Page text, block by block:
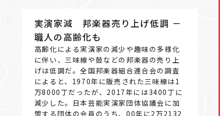
実演家減 邦楽器売り上げ低調 －
職人の高齢化も
高齢化による実演家の減少や趣味の多様化
に伴い、三味線や鼓などの邦楽器の売り上
げは低調だ。全国邦楽器組合連合会の調査
によると、1970年に販売された三味線は1
万8000丁だったが、2017年には3400丁に
減少した。日本芸能実演家団体協議会に加
盟する団体の会員のうち、00年に2万2132